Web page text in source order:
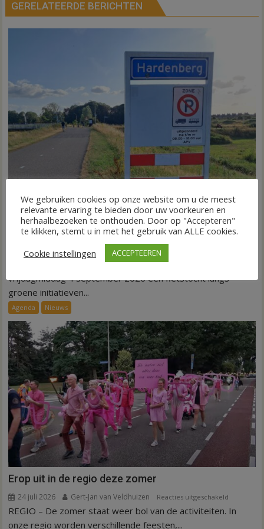
GERELATEERDE BERICHTEN
Fietstocht langs groene initiatieven in Hardenberg
31 juli 2026 Gert-Jan van Veldhuizen Reacties uitgeschakeld
HARDENBERG – Groene Loper Vechtdal organiseert op
vrijdagmiddag 4 september 2026 een fietstocht langs
groene initiatieven...
Agenda Nieuws
Erop uit in de regio deze zomer
24 juli 2026 Gert-Jan van Veldhuizen Reacties uitgeschakeld
Erop
REGIO – De zomer staat weer bol van de activiteiten. In
onze regio worden verschillende feesten,...
We gebruiken cookies op onze website om u de meest
relevante ervaring te bieden door uw voorkeuren en
herhaalbezoeken te onthouden. Door op "Accepteren"
te klikken, stemt u in met het gebruik van ALLE cookies.
Cookie instellingen
ACCEPTEEREN